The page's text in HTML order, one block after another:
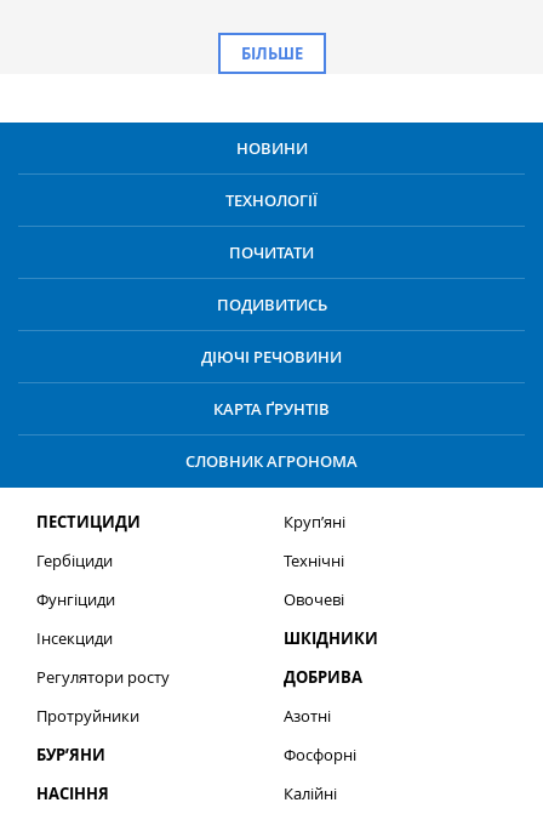
БІЛЬШЕ
НОВИНИ
ТЕХНОЛОГІЇ
ПОЧИТАТИ
ПОДИВИТИСЬ
ДІЮЧІ РЕЧОВИНИ
КАРТА ҐРУНТІВ
СЛОВНИК АГРОНОМА
ПЕСТИЦИДИ
Гербіциди
Фунгіциди
Інсекциди
Регулятори росту
Протруйники
БУР’ЯНИ
НАСІННЯ
Круп’яні
Технічні
Овочеві
ШКІДНИКИ
ДОБРИВА
Азотні
Фосфорні
Калійні